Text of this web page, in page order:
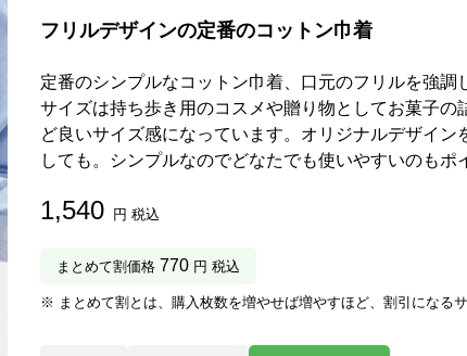
フリルデザインの定番のコットン巾着
定番のシンプルなコットン巾着、口元のフリルを強
サイズは持ち歩き用のコスメや贈り物としてお菓子
ど良いサイズ感になっています。オリジナルデザイ
しても。シンプルなのでどなたでも使いやすいのもポ
1,540 円 税込
まとめて割価格 770 円 税込
※ まとめて割とは、購入枚数を増やせば増やすほど、割引になる